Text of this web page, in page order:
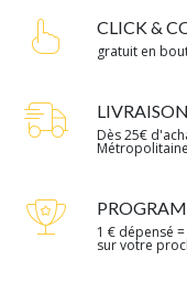
CLICK &
gratuit en
Dès 25€
1 € dépensé
sur votre